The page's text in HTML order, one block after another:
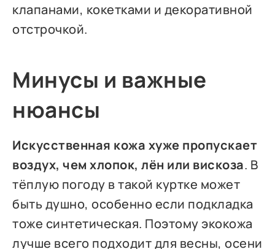
клапанами, кокетками и декоративной
отстрочкой.
Минусы и важные
нюансы
Искусственная кожа хуже пропускает
воздух, чем хлопок, лён или вискоза. В
тёплую погоду в такой куртке может
быть душно, особенно если подкладка
тоже синтетическая. Поэтому экокожа
лучше всего подходит для весны, осени